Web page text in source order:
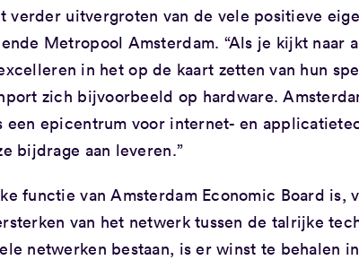
uitvergroten van de vele positieve
Metropool Amsterdam. “Als je kijkt naar
in het op de kaart zetten van hun
zich bijvoorbeeld op hardware.
een epicentrum voor internet- en
bijdrage aan leveren.”
functie van Amsterdam Economic Board is,
van het netwerk tussen de talrijke
netwerken bestaan, is er winst te behalen